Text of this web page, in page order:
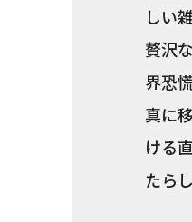
しい
贅沢
界恐
真に
ける
たら